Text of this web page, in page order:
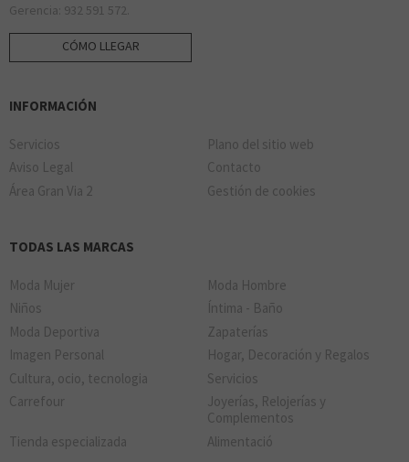
Gerencia: 932 591 572.
CÓMO LLEGAR
INFORMACIÓN
Servicios
Plano del sitio web
Aviso Legal
Contacto
Área Gran Via 2
Gestión de cookies
TODAS LAS MARCAS
Moda Mujer
Moda Hombre
Niños
Íntima - Baño
Moda Deportiva
Zapaterías
Imagen Personal
Hogar, Decoración y Regalos
Cultura, ocio, tecnologia
Servicios
Carrefour
Joyerías, Relojerías y
Complementos
Tienda especializada
Alimentació